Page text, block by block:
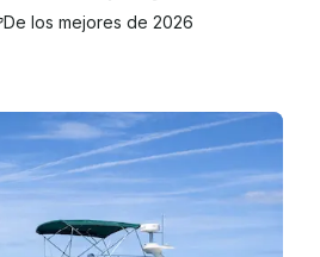
De los mejores de 2026